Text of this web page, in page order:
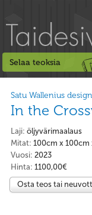
Selaa teoksia
Satu Wallenius
In the
Laji: öljyvärimaalaus
Mitat: 100cm x 100cm
Vuosi: 2023
Hinta: 1100,00€
Osta teos tai